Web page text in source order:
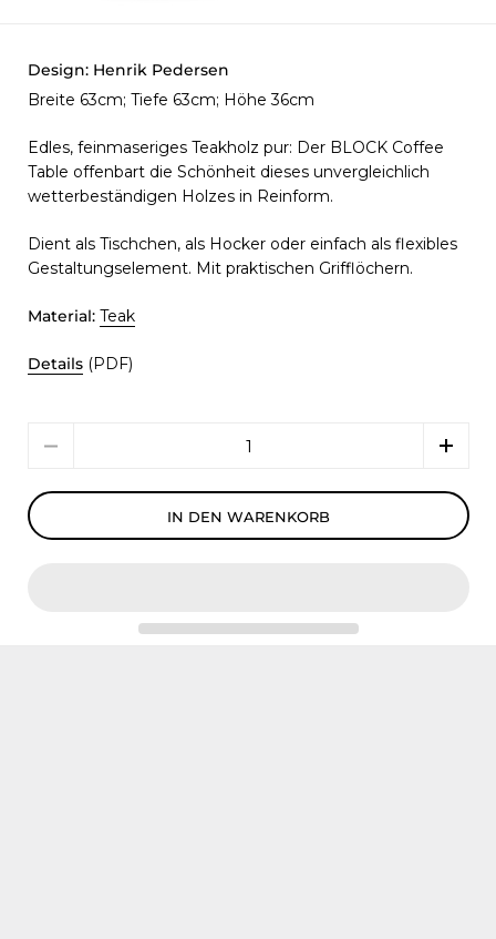
Design: Henrik Pedersen
Breite 63cm; Tiefe 63cm; Höhe 36cm
Edles, feinmaseriges Teakholz pur: Der BLOCK Coffee
Table offenbart die Schönheit dieses unvergleichlich
wetterbeständigen Holzes in Reinform.
Dient als Tischchen, als Hocker oder einfach als flexibles
Gestaltungselement. Mit praktischen Grifflöchern.
Material: Teak
Details (PDF)
IN DEN WARENKORB